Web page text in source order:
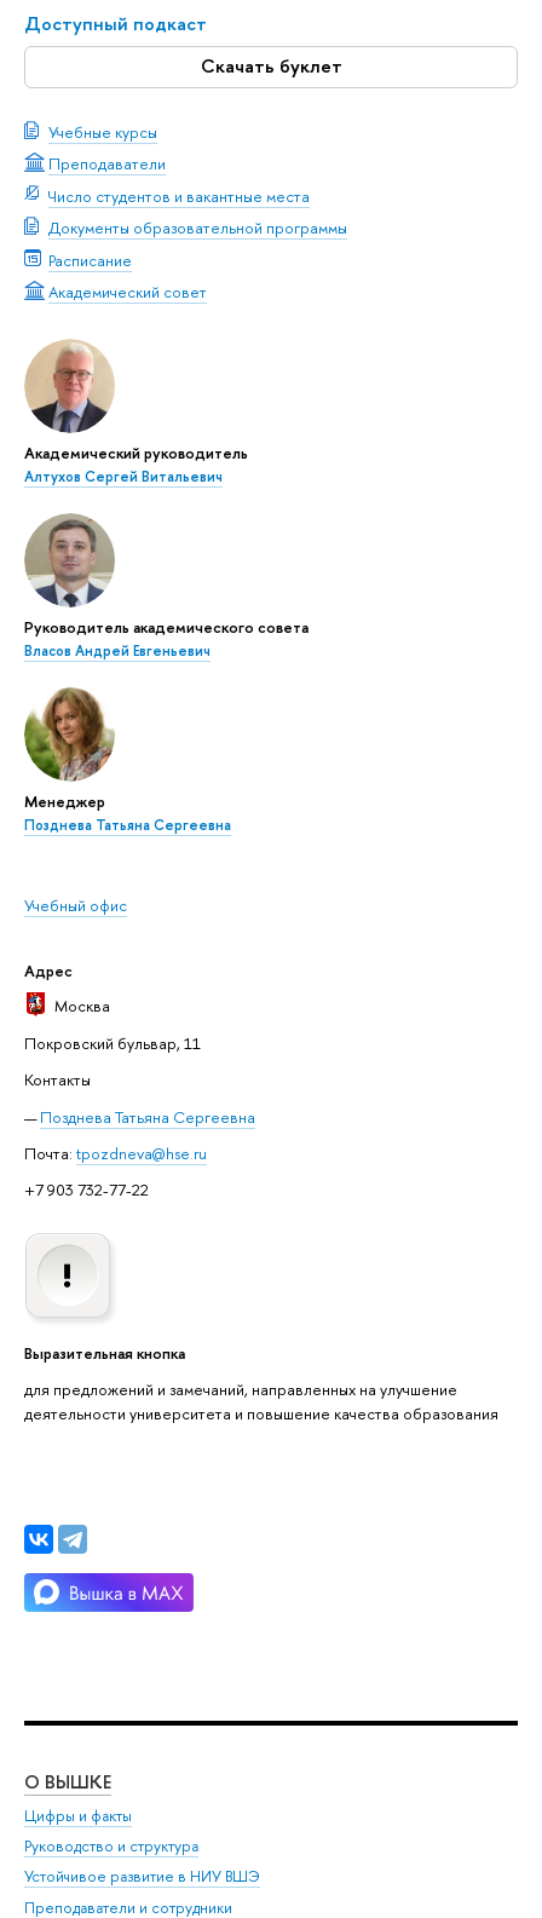
Доступный подкаст
Скачать буклет
Учебные курсы
Преподаватели
Число студентов и вакантные места
Документы образовательной программы
Расписание
Академический совет
Академический руководитель
Алтухов Сергей Витальевич
Руководитель академического совета
Власов Андрей Евгеньевич
Менеджер
Позднева Татьяна Сергеевна
Учебный офис
Адрес
Москва
Покровский бульвар, 11
Контакты
Позднева Татьяна Сергеевна
Почта: tpozdneva@hse.ru
+7 903 732-77-22
Выразительная кнопка
для предложений и замечаний, направленных на улучшение
деятельности университета и повышение качества образования
О ВЫШКЕ
Цифры и факты
Руководство и структура
Устойчивое развитие в НИУ ВШЭ
Преподаватели и сотрудники